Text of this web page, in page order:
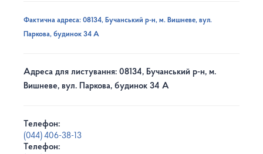
Фактична адреса: 08134, Бучанський р-н, м. Вишневе, вул.
Паркова, будинок 34 А
Адреса для листування: 08134, Бучанський р-н, м.
Вишневе, вул. Паркова, будинок 34 А
Телефон:
(044) 406-38-13
Телефон: